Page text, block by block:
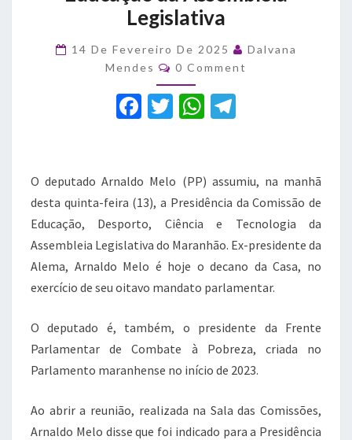
Comissão
Educação
da
Assembleia
Legislativa
Legislativa
14 De Fevereiro De 2025
Dalvana
Mendes
Comments
0 Comment
F
e
b
o
o
k
T
te
r
W
s
A
p
p
gr
a
m
O deputado Arnaldo Melo (PP) assumiu, na manhã
desta quinta-feira (13), a Presidência da Comissão de
Educação, Desporto, Ciência e Tecnologia da
Assembleia Legislativa do Maranhão. Ex-presidente da
Alema, Arnaldo Melo é hoje o decano da Casa, no
exercício de seu oitavo mandato parlamentar.
O deputado é, também, o presidente da Frente
Parlamentar de Combate à Pobreza, criada no
Parlamento maranhense no início de 2023.
Ao abrir a reunião, realizada na Sala das Comissões,
Arnaldo Melo disse que foi indicado para a Presidência